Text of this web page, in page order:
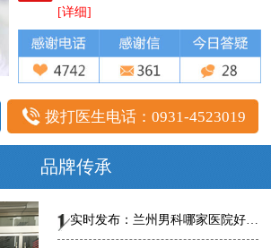
[详细]
拨打医生电话：0931-4523019
品牌传承
实时发布：兰州男科哪家医院好-总榜发布--兰州陇大医院怎么样?